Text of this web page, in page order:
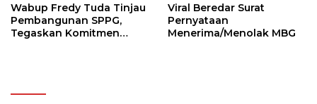
Wabup Fredy Tuda Tinjau
Pembangunan SPPG,
Tegaskan Komitmen
Viral Beredar Surat
Pernyataan
Menerima/Menolak MBG